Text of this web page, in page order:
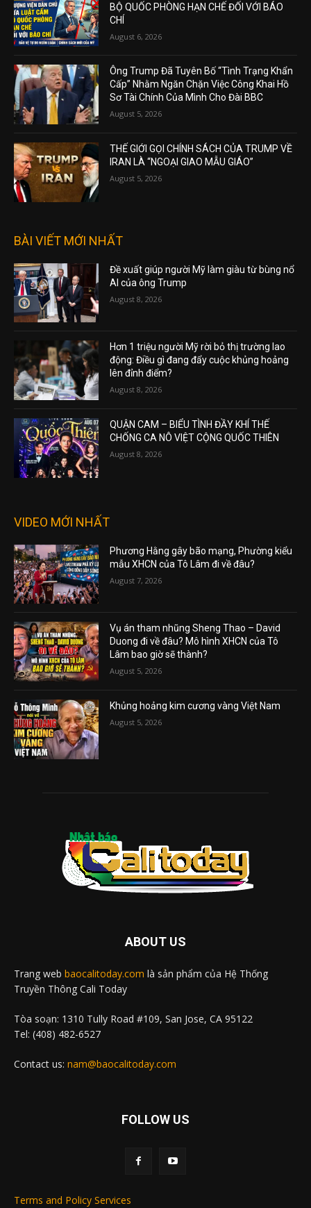
BỘ QUỐC PHÒNG HẠN CHẾ ĐỐI VỚI BÁO
CHÍ
August 6, 2026
Ông Trump Đã Tuyên Bố “Tình Trạng Khẩn
Cấp” Nhằm Ngăn Chặn Việc Công Khai Hồ
Sơ Tài Chính Của Mình Cho Đài BBC
August 5, 2026
THẾ GIỚI GỌI CHÍNH SÁCH CỦA TRUMP VỀ
IRAN LÀ “NGOẠI GIAO MẪU GIÁO”
August 5, 2026
BÀI VIẾT MỚI NHẤT
Đề xuất giúp người Mỹ làm giàu từ bùng nổ
AI của ông Trump
August 8, 2026
Hơn 1 triệu người Mỹ rời bỏ thị trường lao
động: Điều gì đang đẩy cuộc khủng hoảng
lên đỉnh điểm?
August 8, 2026
QUẬN CAM – BIỂU TÌNH ĐẦY KHÍ THẾ
CHỐNG CA NÔ VIỆT CỘNG QUỐC THIÊN
August 8, 2026
VIDEO MỚI NHẤT
Phương Hằng gây bão mạng, Phường kiểu
mẫu XHCN của Tô Lâm đi về đâu?
August 7, 2026
Vụ án tham nhũng Sheng Thao – David
Duong đi về đâu? Mô hình XHCN của Tô
Lâm bao giờ sẽ thành?
August 5, 2026
Khủng hoảng kim cương vàng Việt Nam
August 5, 2026
ABOUT US
Trang web baocalitoday.com là sản phẩm của Hệ Thống
Truyền Thông Cali Today
Tòa soạn: 1310 Tully Road #109, San Jose, CA 95122
Tel: (408) 482-6527
Contact us: nam@baocalitoday.com
FOLLOW US
Terms and Policy Services